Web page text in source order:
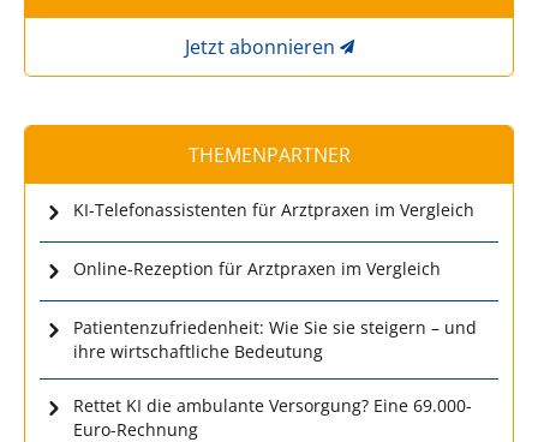
Jetzt abonnieren
THEMENPARTNER
KI-Telefonassistenten für Arztpraxen im Vergleich
Online-Rezeption für Arztpraxen im Vergleich
Patientenzufriedenheit: Wie Sie sie steigern – und
ihre wirtschaftliche Bedeutung
Rettet KI die ambulante Versorgung? Eine 69.000-
Euro-Rechnung